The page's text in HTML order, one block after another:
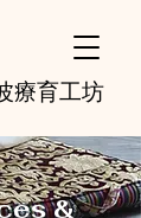
療育工坊
&